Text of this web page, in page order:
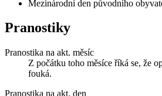
Mezinárodní den původního
Pranostiky
Pranostika na akt. měsíc
Z počátku toho měsíce říká se, že
fouká.
Pranostika na akt. den